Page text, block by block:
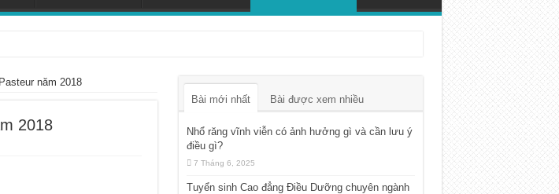
năm 2018
2018
Bài mới nhất Bài được xem nhiều
Nhổ răng vĩnh viễn có ảnh hưởng gì và cần lưu ý
điều gì?
7 Tháng 6, 2025
Tuyển sinh Cao đẳng Điều Dưỡng chuyên ngành